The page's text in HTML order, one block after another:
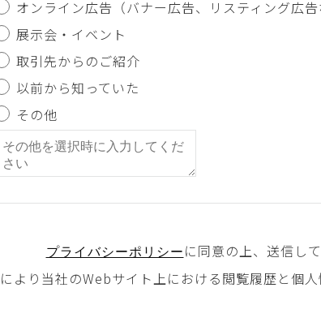
オンライン広告（バナー広告、リスティング広告
展示会・イベント
取引先からのご紹介
以前から知っていた
その他
プライバシーポリシー に同意の上、送信し
より当社のWebサイト上における閲覧履歴と個